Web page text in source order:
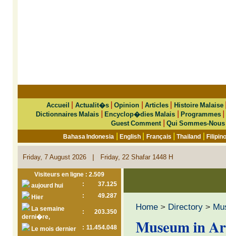
Accueil Actualit�s|Opinion Articles| Histoire Malaise
Dictionnaires Malais |Encyclop�dies Malais |Programmes
Guest Comment Qui Sommes-Nous
Bahasa Indonesia |English Français |Thailand |
Friday, 7 August 2026 | Friday, 22 Shafar 1448 H
Visiteurs en ligne : 2.509
aujourd hui
:
37.125
Hier
:
49.287
La semaine
derni�re,
: 203.350
Le mois dernier : 11.454.048
Home > Directory >
Museum in